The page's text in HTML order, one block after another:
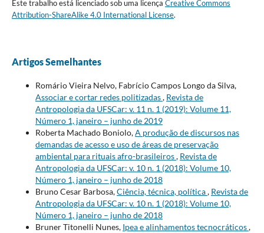
Este trabalho está licenciado sob uma licença Creative Commons
Attribution-ShareAlike 4.0 International License.
Artigos Semelhantes
Romário Vieira Nelvo, Fabrício Campos Longo da Silva,
Associar e cortar redes politizadas, Revista de
Antropologia da UFSCar: v. 11 n. 1 (2019): Volume 11,
Número 1, janeiro – junho de 2019
Roberta Machado Boniolo,A produção de discursos nas
demandas de acesso e uso de áreas de preservação
ambiental para rituais afro-brasileiros, Revista de
Antropologia da UFSCar: v. 10 n. 1 (2018): Volume 10,
Número 1, janeiro – junho de 2018
Bruno Cesar Barbosa,Ciência, técnica, política, Revista de
Antropologia da UFSCar: v. 10 n. 1 (2018): Volume 10,
Número 1, janeiro – junho de 2018
Bruner Titonelli Nunes, Ipea e alinhamentos tecnocráticos,